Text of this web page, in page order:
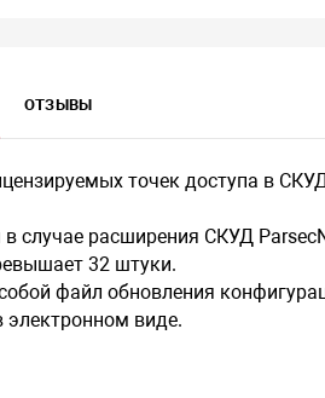
ОТЗЫВЫ
точек доступа в
в случае расширения СКУД
32 штуки.
файл обновления
электронном виде.